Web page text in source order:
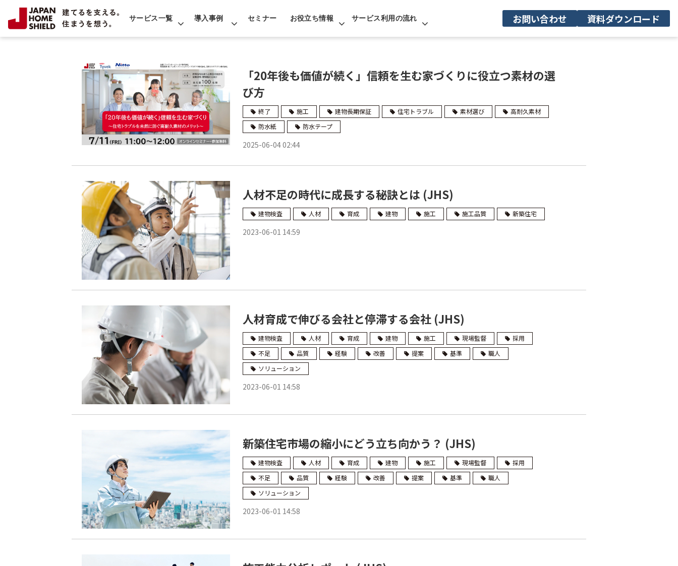
サービス一覧 導入事例 セミナー お役立ち情報 サービス利用の流れ お問い合わせ 資料ダウンロード
「20年後も価値が続く」信頼を生む家づくりに役立つ素材の選
び方
終了 施工 建物長期保証 住宅トラブル 素材選び
高耐久素材
防水紙
防水テープ
2025-06-04 02:44
人材不足の時代に成長する秘訣とは (JHS)
建物検査 人材 育成 建物 施工 施工品質 新築住宅
2023-06-01 14:59
人材育成で伸びる会社と停滞する会社 (JHS)
建物検査 人材 育成 建物 施工 現場監督
採用
不足
品質 経験 改善 提案 基準
職人
ソリューション
2023-06-01 14:58
新築住宅市場の縮小にどう立ち向かう？ (JHS)
建物検査 人材 育成 建物 施工 現場監督
採用
不足
品質 経験 改善 提案 基準
職人
ソリューション
2023-06-01 14:58